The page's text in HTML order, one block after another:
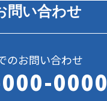
問い合わせ
のお問い合わせ
0000